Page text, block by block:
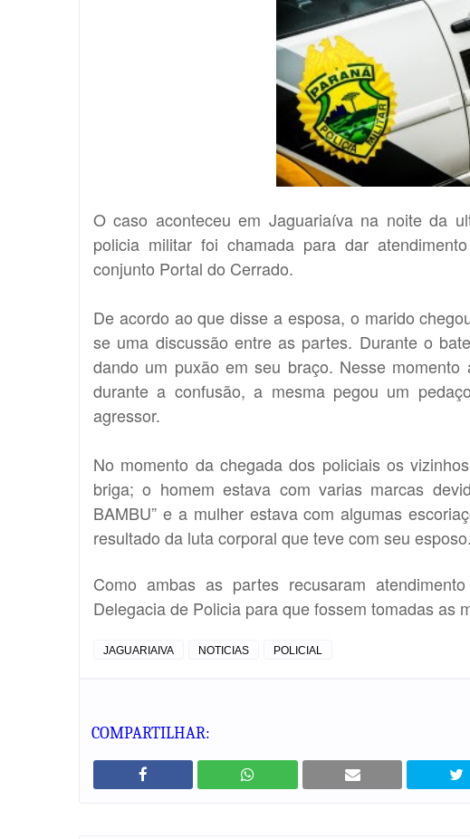
O caso aconteceu em Jaguariaíva na noite da
policia militar foi chamada para dar
conjunto Portal do Cerrado.
De acordo ao que disse a esposa, o marido
se uma discussão entre as partes. Durante o
dando um puxão em seu braço. Nesse
durante a confusão, a mesma pegou um
agressor.
No momento da chegada dos policiais os
briga; o homem estava com varias marcas
BAMBU” e a mulher estava com algumas
resultado da luta corporal que teve com seu esposo.
Como ambas as partes recusaram
Delegacia de Policia para que fossem tomadas as
JAGUARIAIVA NOTICIAS POLICIAL
COMPARTILHAR: